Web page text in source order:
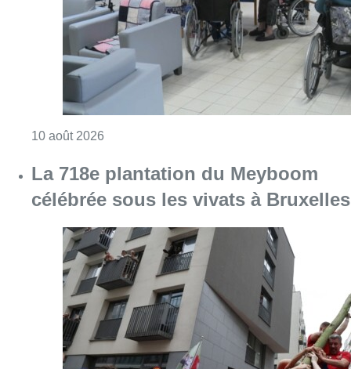
10 août 2026
La 718e plantation du Meyboom
célébrée sous les vivats à Bruxelles